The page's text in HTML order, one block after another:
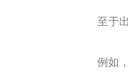
至于
例如